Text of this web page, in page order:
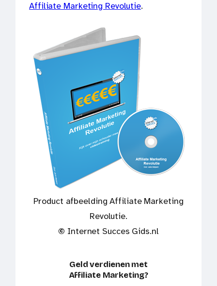
Affiliate Marketing Revolutie.
Product afbeelding Affiliate Marketing
Revolutie.
© Internet Succes Gids.nl
Geld verdienen met
Affiliate Marketing?